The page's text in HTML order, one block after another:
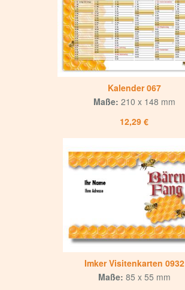
Kalender 067
12,29 €
Maße: 210 x 148 mm
Imker Visitenkarten 0932
Maße: 85 x 55 mm